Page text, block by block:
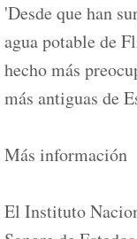
'Desde que han
agua potable de
hecho más
más antiguas de
Más información
El Instituto